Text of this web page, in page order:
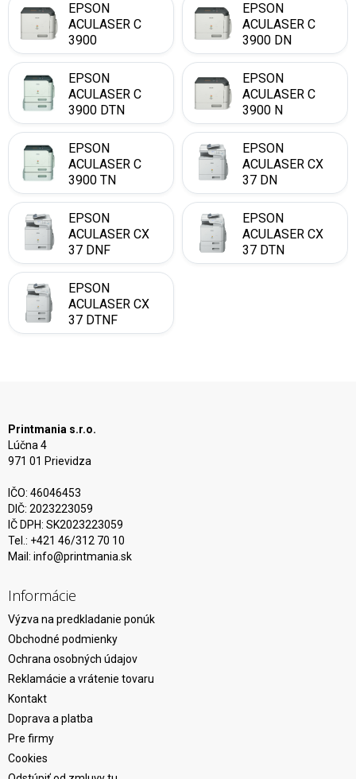
EPSON
ACULASER C
3900
EPSON
ACULASER C
3900 DN
EPSON
ACULASER C
3900 DTN
EPSON
ACULASER C
3900 N
EPSON
ACULASER C
3900 TN
EPSON
ACULASER CX
37 DN
EPSON
ACULASER CX
37 DNF
EPSON
ACULASER CX
37 DTN
EPSON
ACULASER CX
37 DTNF
Printmania s.r.o.
Lúčna 4
971 01 Prievidza
IČO: 46046453
DIČ: 2023223059
IČ DPH: SK2023223059
Tel.: +421 46/312 70 10
Mail: info@printmania.sk
Informácie
Výzva na predkladanie ponúk
Obchodné podmienky
Ochrana osobných údajov
Reklamácie a vrátenie tovaru
Kontakt
Doprava a platba
Pre firmy
Cookies